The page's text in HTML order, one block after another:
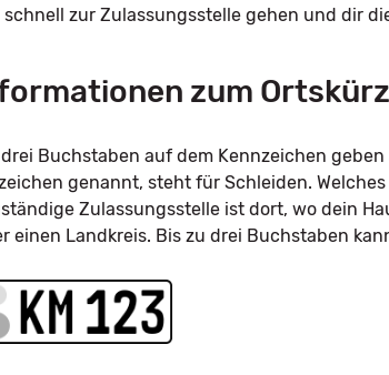
schnell zur Zulassungsstelle gehen und dir
zum
Buchstaben auf dem Kennzeichen
genannt, steht für Schleiden.
Zulassungsstelle ist dort, wo dein
einen Landkreis. Bis zu drei Buchstaben